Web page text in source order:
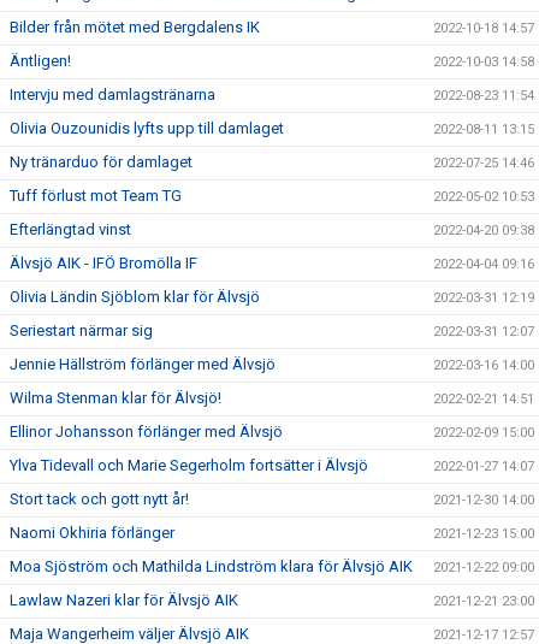
Bilder från mötet med Bergdalens IK 2022-10-18 14:57
Äntligen! 2022-10-03 14:58
Intervju med damlagstränarna 2022-08-23 11:54
Olivia Ouzounidis lyfts upp till damlaget 2022-08-11 13:15
Ny tränarduo för damlaget 2022-07-25 14:46
Tuff förlust mot Team TG 2022-05-02 10:53
Efterlängtad vinst 2022-04-20 09:38
Älvsjö AIK - IFÖ Bromölla IF 2022-04-04 09:16
Olivia Ländin Sjöblom klar för Älvsjö 2022-03-31 12:19
Seriestart närmar sig 2022-03-31 12:07
Jennie Hällström förlänger med Älvsjö 2022-03-16 14:00
Wilma Stenman klar för Älvsjö! 2022-02-21 14:51
Ellinor Johansson förlänger med Älvsjö 2022-02-09 15:00
Ylva Tidevall och Marie Segerholm fortsätter i Älvsjö 2022-01-27 14:07
Stort tack och gott nytt år! 2021-12-30 14:00
Naomi Okhiria förlänger 2021-12-23 15:00
Moa Sjöström och Mathilda Lindström klara för Älvsjö AIK 2021-12-22 09:00
Lawlaw Nazeri klar för Älvsjö AIK 2021-12-21 23:00
Maja Wangerheim väljer Älvsjö AIK 2021-12-17 12:57